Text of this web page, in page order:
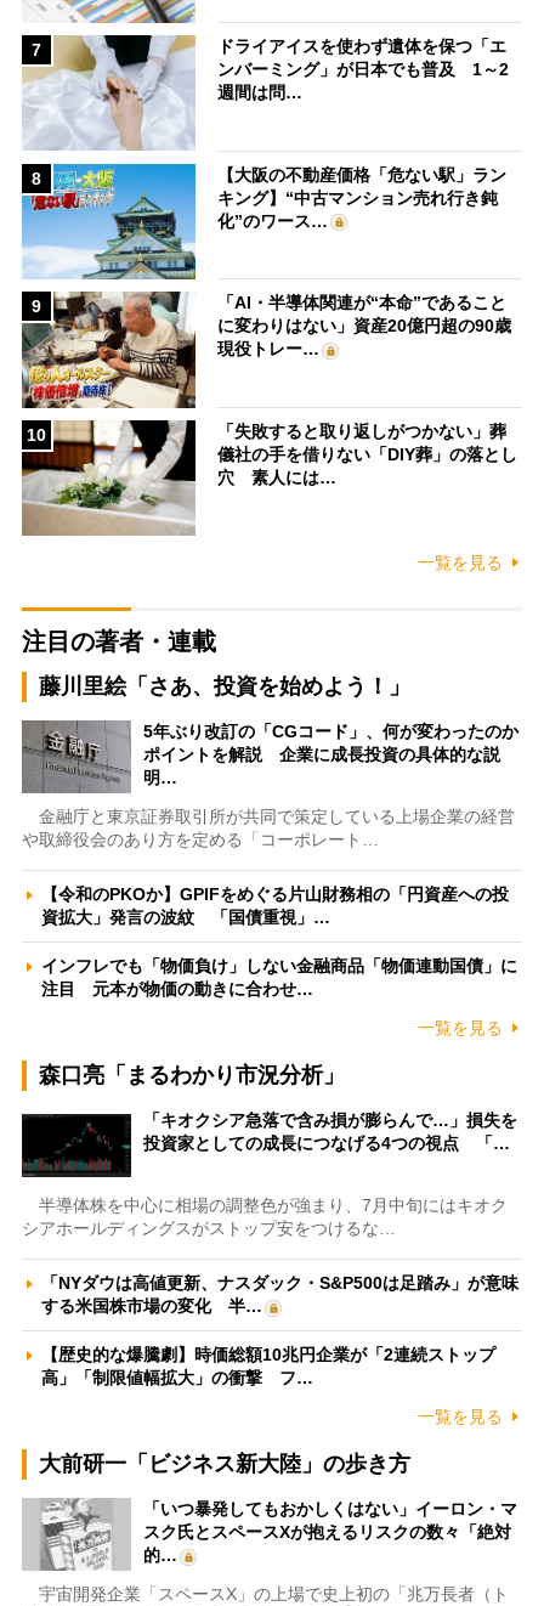
7
ドライアイスを使わず遺体を保つ「エ
ンバーミング」が日本でも普及 1～2
週間は問…
8
【大阪の不動産価格「危ない駅」ラン
キング】“中古マンション売れ行き鈍
化”のワース…
9
「AI・半導体関連が“本命”であること
に変わりはない」資産20億円超の90歳
現役トレー…
10
「失敗すると取り返しがつかない」葬
儀社の手を借りない「DIY葬」の落とし
穴 素人には…
一覧を見る
注目の著者・連載
藤川里絵「さあ、投資を始めよう！」
5年ぶり改訂の「CGコード」、何が変わったのか
ポイントを解説 企業に成長投資の具体的な説
明…
金融庁と東京証券取引所が共同で策定している上場企業の経営
や取締役会のあり方を定める「コーポレート…
【令和のPKOか】GPIFをめぐる片山財務相の「円資産への投
資拡大」発言の波紋 「国債重視」…
インフレでも「物価負け」しない金融商品「物価連動国債」に
注目 元本が物価の動きに合わせ…
一覧を見る
森口亮「まるわかり市況分析」
「キオクシア急落で含み損が膨らんで…」損失を
投資家としての成長につなげる4つの視点 「…
半導体株を中心に相場の調整色が強まり、7月中旬にはキオク
シアホールディングスがストップ安をつけるな…
「NYダウは高値更新、ナスダック・S&P500は足踏み」が意味
する米国株市場の変化 半…
【歴史的な爆騰劇】時価総額10兆円企業が「2連続ストップ
高」「制限値幅拡大」の衝撃 フ…
一覧を見る
大前研一「ビジネス新大陸」の歩き方
「いつ暴発してもおかしくはない」イーロン・マ
スク氏とスペースXが抱えるリスクの数々「絶対
的…
宇宙開発企業「スペースX」の上場で史上初の「兆万長者（ト